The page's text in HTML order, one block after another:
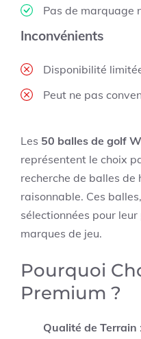
Pas de marquage
Inconvénients
Disponibilité
Peut ne pas
Les 50 balles de golf
représentent le choix
recherche de balles
raisonnable. Ces
sélectionnées pour
marques de jeu.
Pourquoi
Premium ?
Qualité de Terrain